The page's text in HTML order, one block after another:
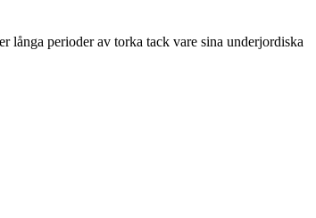
långa perioder av torka tack vare sina underjordiska